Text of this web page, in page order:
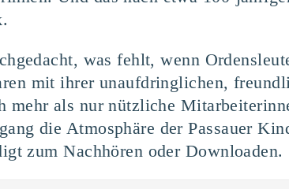
was fehlt, wenn
mit ihrer unaufdringlichen,
als nur nützliche
die Atmosphäre der Passauer
zum Nachhören oder Downloaden.